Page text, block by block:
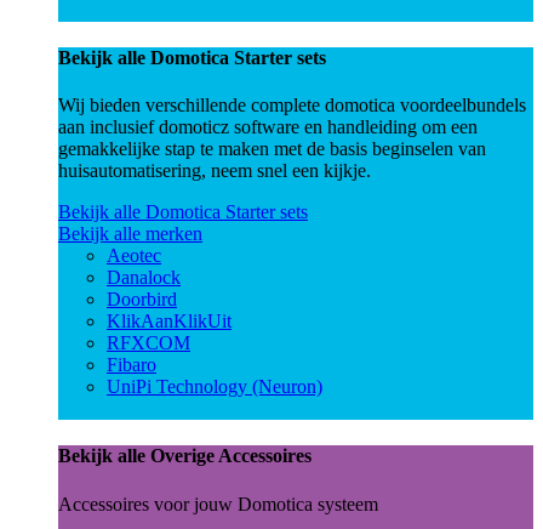
Bekijk alle Domotica Starter sets
Wij bieden verschillende complete domotica voordeelbundels
aan inclusief domoticz software en handleiding om een
gemakkelijke stap te maken met de basis beginselen van
huisautomatisering, neem snel een kijkje.
Bekijk alle Domotica Starter sets
Bekijk alle merken
Aeotec
Danalock
Doorbird
KlikAanKlikUit
RFXCOM
Fibaro
UniPi Technology (Neuron)
Bekijk alle Overige Accessoires
Accessoires voor jouw Domotica systeem